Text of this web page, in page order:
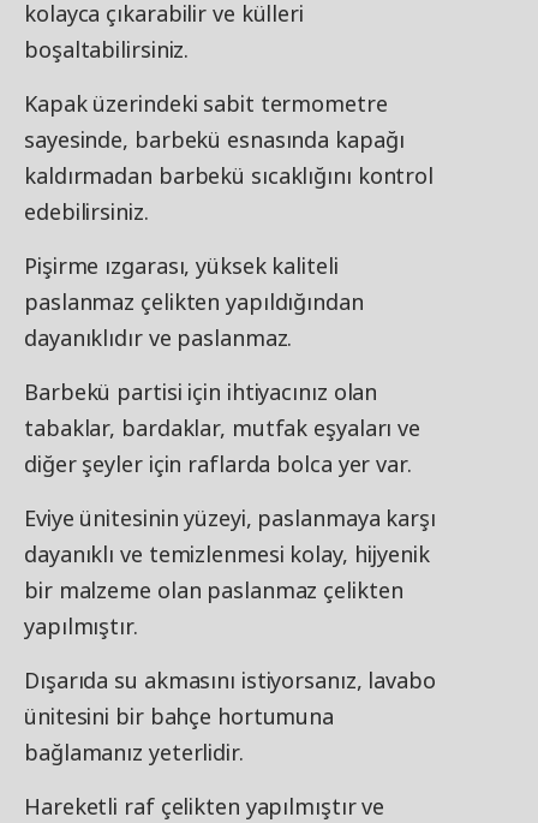
kolayca çıkarabilir ve külleri
boşaltabilirsiniz.
Kapak üzerindeki sabit termometre
sayesinde, barbekü esnasında kapağı
kaldırmadan barbekü sıcaklığını kontrol
edebilirsiniz.
Pişirme ızgarası, yüksek kaliteli
paslanmaz çelikten yapıldığından
dayanıklıdır ve paslanmaz.
Barbekü partisi için ihtiyacınız olan
tabaklar, bardaklar, mutfak eşyaları ve
diğer şeyler için raflarda bolca yer var.
Eviye ünitesinin yüzeyi, paslanmaya karşı
dayanıklı ve temizlenmesi kolay, hijyenik
bir malzeme olan paslanmaz çelikten
yapılmıştır.
Dışarıda su akmasını istiyorsanız, lavabo
ünitesini bir bahçe hortumuna
bağlamanız yeterlidir.
Hareketli raf çelikten yapılmıştır ve